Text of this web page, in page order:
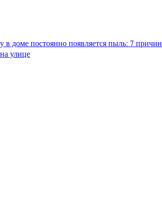
в доме постоянно появляется пыль: 7 причин
улице